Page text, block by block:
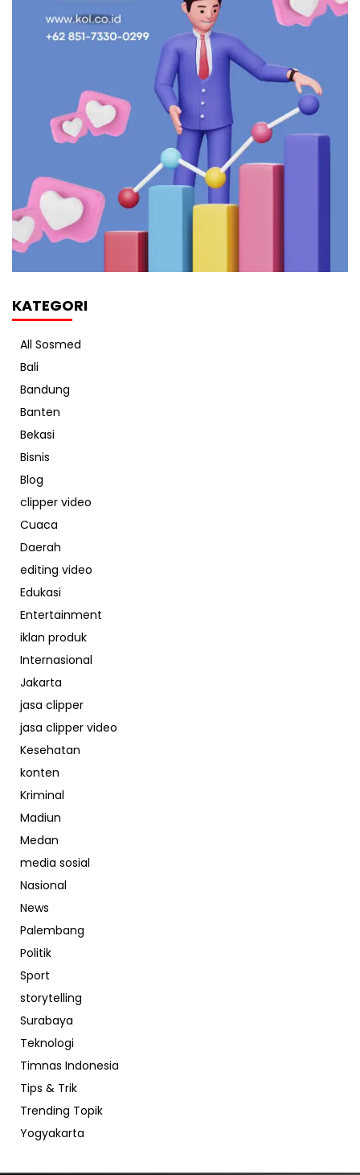
KATEGORI
All Sosmed
Bali
Bandung
Banten
Bekasi
Bisnis
Blog
clipper video
Cuaca
Daerah
editing video
Edukasi
Entertainment
iklan produk
Internasional
Jakarta
jasa clipper
jasa clipper video
Kesehatan
konten
Kriminal
Madiun
Medan
media sosial
Nasional
News
Palembang
Politik
Sport
storytelling
Surabaya
Teknologi
Timnas Indonesia
Tips & Trik
Trending Topik
Yogyakarta